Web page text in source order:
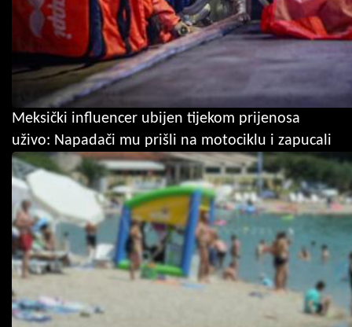
Meksički influencer ubijen tijekom prijenosa
uživo: Napadači mu prišli na motociklu i zapucali